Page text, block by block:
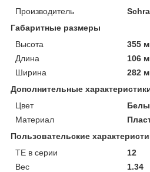
Производитель
Габаритные размеры
Высота
355
Длина
106
Ширина
282
Дополнительные
Цвет
Материал
Пользовательские
TE в серии
12
Вес
1.34